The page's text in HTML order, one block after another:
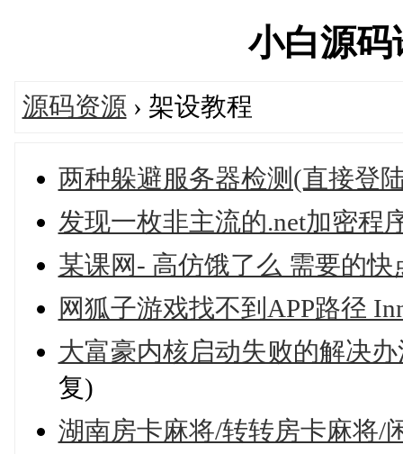
小白源
源码资源 › 架设教程
两种躲避服务器检测(直接登
发现一枚非主流的.net加密程
某课网- 高仿饿了么 需要的快
网狐子游戏找不到APP路径
大富豪内核启动失败的解决
复)
湖南房卡麻将/转转房卡麻将/